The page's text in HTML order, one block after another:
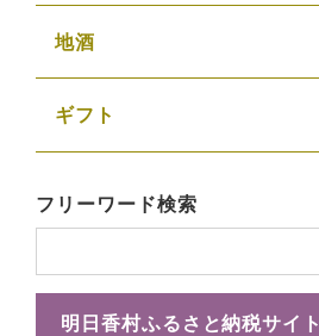
地酒
ギフト
フリーワード検索
明日香村ふるさと納税サイト